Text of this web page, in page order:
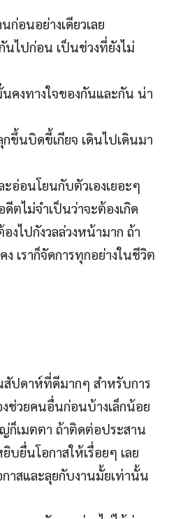
นก่อนอย่างเดียวเลย
ไปก่อน เป็นช่วงที่ยังไม่
คงทางใจของกันและกัน น่า
กขึ้นบิดขี้เกียจ เดินไปเดินมา
ะอ่อนโยนกับตัวเองเยอะๆ
ตไม่จำเป็นว่าจะต้องเกิด
ไปกังวลล่วงหน้ามาก ถ้า
ง เราก็จัดการทุกอย่างในชีวิต
สัปดาห์ที่ดีมากๆ สำหรับการ
ช่วยคนอื่นก่อนบ้างเล็กน้อย
เมตตา ถ้าติดต่อประสาน
ยื่นโอกาสให้เรื่อยๆ เลย
าสและลุยกับงานมั้ยเท่านั้น